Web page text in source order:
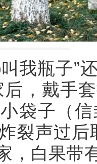
我瓶子”
后，戴手
袋子（
裂声过后
，白果带